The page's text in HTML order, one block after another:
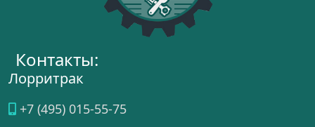
Контакты:
Лорритрак
+7 (495) 015-55-75